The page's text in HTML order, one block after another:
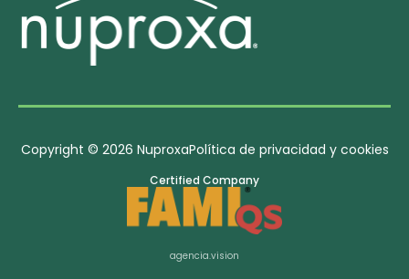
Copyright © 2026 NuproxaPolítica de privacidad y cookies
Certified Company
agencia.vision